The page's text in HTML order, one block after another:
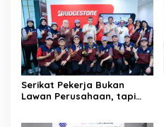
Serikat Pekerja Bukan
Lawan Perusahaan, tapi